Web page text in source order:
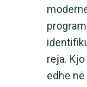
reja.
edhe